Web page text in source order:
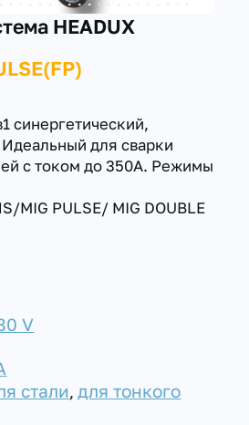
HEADUX
синергетический,
для сварки
с током до 350А. Режимы
MIG PULSE/ MIG DOUBLE
V
стали,для тонкого